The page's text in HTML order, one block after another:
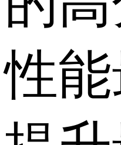
性